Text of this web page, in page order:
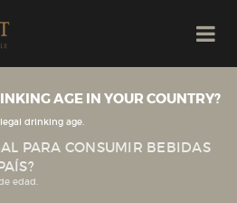
AGE IN YOUR COUNTRY?
drinking age.
PARA CONSUMIR BEBIDAS
edad.